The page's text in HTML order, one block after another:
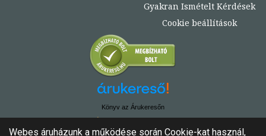
Gyakran Ismételt Kérdések
Cookie beállítások
Könyv az Árukeresőn